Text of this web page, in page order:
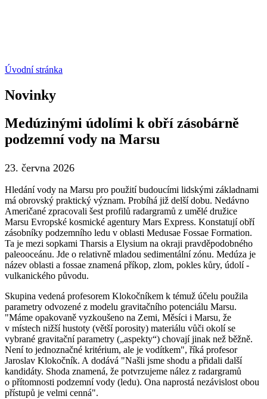
Úvodní stránka
Novinky
Medúzinými údolími k obří zásobárně
podzemní vody na Marsu
23. června 2026
Hledání vody na Marsu pro použití budoucími lidskými základnami
má obrovský praktický význam. Probíhá již delší dobu. Nedávno
Američané zpracovali šest profilů radargramů z umělé družice
Marsu Evropské kosmické agentury Mars Express. Konstatují obří
zásobníky podzemního ledu v oblasti Medusae Fossae Formation.
Ta je mezi sopkami Tharsis a Elysium na okraji pravděpodobného
paleooceánu. Jde o relativně mladou sedimentální zónu. Medúza je
název oblasti a fossae znamená příkop, zlom, pokles kůry, údolí -
vulkanického původu.
Skupina vedená profesorem Klokočníkem k témuž účelu použila
parametry odvozené z modelu gravitačního potenciálu Marsu.
"Máme opakovaně vyzkoušeno na Zemi, Měsíci i Marsu, že
v místech nižší hustoty (větší porosity) materiálu vůči okolí se
vybrané gravitační parametry („aspekty“) chovají jinak než běžně.
Není to jednoznačné kritérium, ale je vodítkem", říká profesor
Jaroslav Klokočník. A dodává "Našli jsme shodu a přidali další
kandidáty. Shoda znamená, že potvrzujeme nález z radargramů
o přítomnosti podzemní vody (ledu). Ona naprostá nezávislost obou
přístupů je velmi cenná".